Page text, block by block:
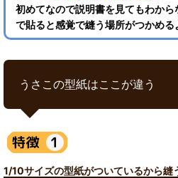
初めてなので説明書を見てもわか
で貼ると感覚で縫う場所がつかめる
うさこの型紙はここが違う
1/10サイズの型紙がついているから縫